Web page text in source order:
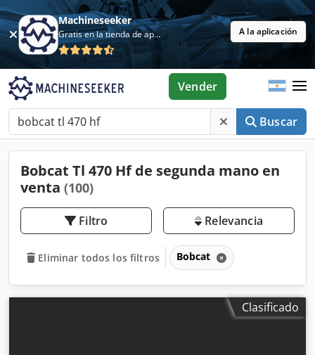
Machineseeker
Gratis en la tienda de aplicaciones A la aplicación
Buscar
Vender
Bobcat Tl 470 Hf de segunda mano en
venta (100)
Filtro Relevancia
Eliminar todos los filtros Bobcat
Clasificado